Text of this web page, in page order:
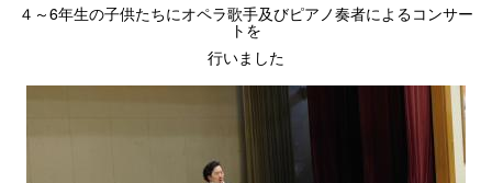
４～6年生の子供たちにオペラ歌手及びピアノ奏者によるコンサー
トを
行いました